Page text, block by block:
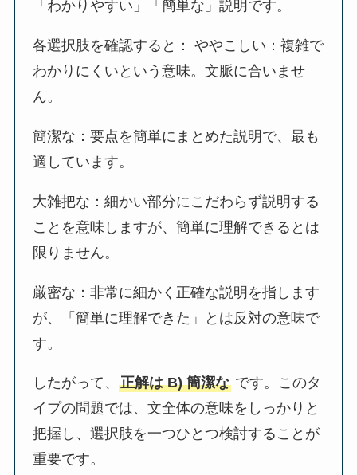
「わかりやすい」「簡単な」説明です。
各選択肢を確認すると： ややこしい：複雑で
わかりにくいという意味。文脈に合いませ
ん。
簡潔な：要点を簡単にまとめた説明で、最も
適しています。
大雑把な：細かい部分にこだわらず説明する
ことを意味しますが、簡単に理解できるとは
限りません。
厳密な：非常に細かく正確な説明を指します
が、「簡単に理解できた」とは反対の意味で
す。
したがって、正解は B) 簡潔な です。このタ
イプの問題では、文全体の意味をしっかりと
把握し、選択肢を一つひとつ検討することが
重要です。